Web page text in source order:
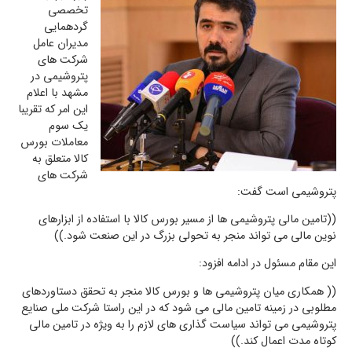
تخصصی
گردهمایی
مدیران عامل
شرکت های
پتروشیمی در
مشهد با اعلام
این امر که تقریبا
یک سوم
معاملات بورس
کالا متعلق به
شرکت های
پتروشیمی است گفت:
((تامین مالی پتروشیمی ها از مسیر بورس کالا با استفاده از ابزارهای
نوین مالی می تواند منجر به تحولی بزرگ در این صنعت شود.))
این مقام مسئول در ادامه افزود:
(( همکاری میان پتروشیمی ها و بورس کالا منجر به تحقق دستاوردهای
مطلوبی در زمینه تامین مالی می شود که در این راستا شرکت ملی صنایع
پتروشیمی می تواند سیاست گذاری های لازم را به ویژه در تامین مالی
کوتاه مدت اعمال کند.))